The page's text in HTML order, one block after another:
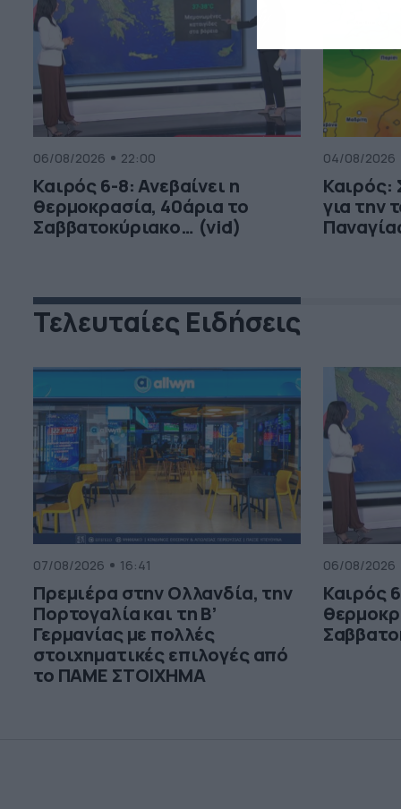
06/08/2026 22:00
Καιρός 6-8: Ανεβαίνει η
θερμοκρασία, 40άρια το
Σαββατοκύριακο… (vid)
04/08/2026
Καιρός:
για την
Τελευταίες Ειδήσεις
07/08/2026 16:41
Πρεμιέρα στην Ολλανδία, την
Πορτογαλία και τη Β’
Γερμανίας με πολλές
στοιχηματικές επιλογές από
το ΠΑΜΕ ΣΤΟΙΧΗΜΑ
06/08/2026
Καιρός